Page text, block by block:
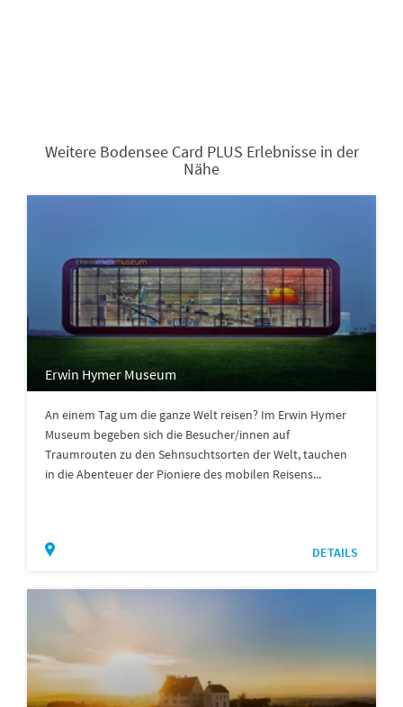
Weitere Bodensee Card PLUS Erlebnisse in der
Nähe
Erwin Hymer Museum
An einem Tag um die ganze Welt reisen? Im Erwin Hymer
Museum begeben sich die Besucher/innen auf
Traumrouten zu den Sehnsuchtsorten der Welt, tauchen
in die Abenteuer der Pioniere des mobilen Reisens...
DETAILS